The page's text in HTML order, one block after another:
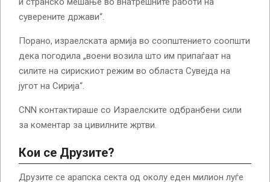
суверените држави“.
Порано, израелската армија во соопштението соопшти
дека погодила „воени возила што им припаѓаат на
силите на сирискиот режим во областа Сувејда на
југот на Сирија“.
CNN контактираше со Израелските одбранбени сили
за коментар за цивилните жртви.
Кои се Друзите?
Друзите се арапска секта од околу еден милион луѓе